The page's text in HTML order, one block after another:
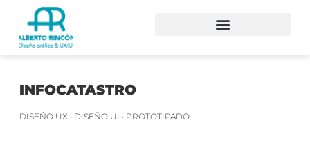
INFOCATASTRO
DISEÑO UX • DISEÑO UI • PROTOTIPADO